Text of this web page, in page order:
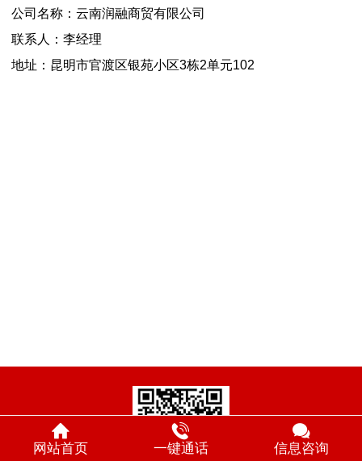
公司名称：云南润融商贸有限公司
联系人：李经理
地址：昆明市官渡区银苑小区3栋2单元102
网站首页 一键通话 信息咨询